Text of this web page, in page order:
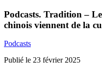
Podcasts. Tradition –
chinois viennent de la
Podcasts
Publié le 23 février 2025